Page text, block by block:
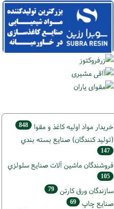
خريدار مواد اوليه كاغذ و مقوا 848
(تولید كنندگان) صنايع بسته بندي
147
فروشندگان ماشين آلات صنايع سلولزي
105
سازندگان ورق كارتن 79
صنايع چاپ 69